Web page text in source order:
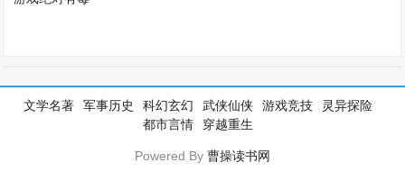
文学名著 军事历史 科幻玄幻 武侠仙侠 游戏竞技
灵异探险
都市言情
穿越重生
Powered By 曹操读书网